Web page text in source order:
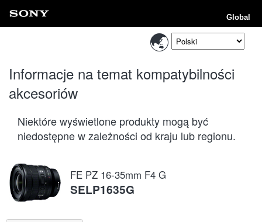
Global
Informacje na temat kompatybilności
akcesoriów
Niektóre wyświetlone produkty mogą być
niedostępne w zależności od kraju lub regionu.
FE PZ 16-35mm F4 G
SELP1635G